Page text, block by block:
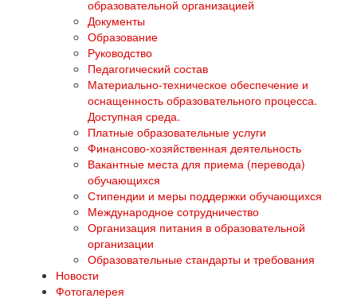
образовательной организацией
Документы
Образование
Руководство
Педагогический состав
Материально-техническое обеспечение и
оснащенность образовательного процесса.
Доступная среда.
Платные образовательные услуги
Финансово-хозяйственная деятельность
Вакантные места для приема (перевода)
обучающихся
Стипендии и меры поддержки обучающихся
Международное сотрудничество
Организация питания в образовательной
организации
Образовательные стандарты и требования
Новости
Фотогалерея